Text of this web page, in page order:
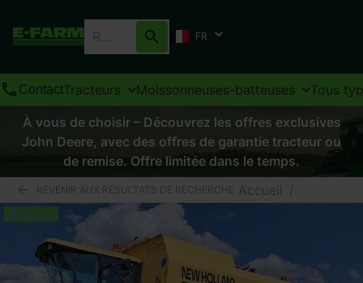
FR
ContactTracteurs Moissonneuses-batteuses
Tous
À vous de choisir – Découvrez les offres exclusives
John Deere, avec des offres de garantie tracteur ou
de remise. Offre limitée dans le temps.
Accueil /